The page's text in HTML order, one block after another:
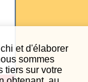
et d'élaborer
sommes
tiers sur votre